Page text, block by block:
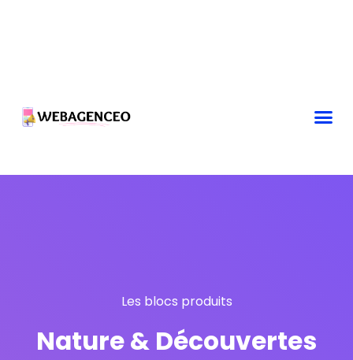
Les blocs produits
Nature & Découvertes